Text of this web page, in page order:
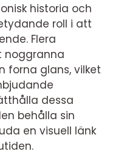
historia och
roll i att
Flera
noggranna
forna glans, vilket
dessa
behålla sin
en visuell länk